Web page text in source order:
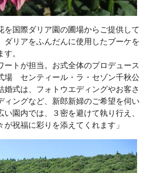
を国際ダリア園の圃場からご提供して
ダリアをふんだんに使用したブーケを
。
ートが担当。お式全体のプロデュース
場 センティール・ラ・セゾン千秋公
婚式は、フォトウエディングやお客さ
ィングなど、新郎新婦のご希望を伺い
い園内では、３密を避けて執り行え、
が祝福に彩りを添えてくれます」